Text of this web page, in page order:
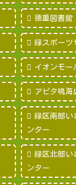
徳重図書館
緑スポーツ
イオンモー
アピタ鳴海
緑区南部い
ンター
緑区北部い
ンター